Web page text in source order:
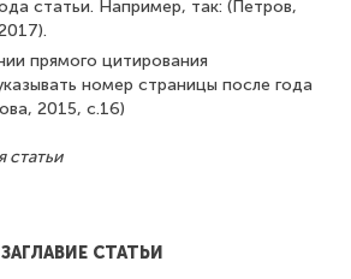
статьи. Например, так: (Петров,
прямого цитирования
номер страницы после года
2015, с.16)
статьи
ЗАГЛАВИЕ СТАТЬИ